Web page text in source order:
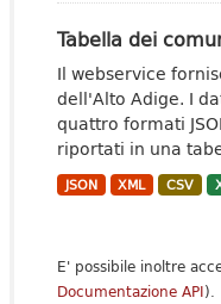
Tabella dei
Il webservice
dell'Alto Adige. I
quattro formati
riportati in una
JSON XML CSV
E' possibile inoltre
Documentazione API).